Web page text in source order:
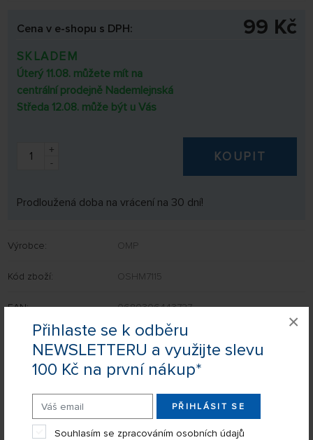
Přihlaste se k odběru
NEWSLETTERU a využijte slevu
100 Kč na první nákup*
PŘIHLÁSIT SE
Souhlasím se zpracováním osobních údajů
×
Cena v e-shopu s DPH: 99 Kč
SKLADEM
Úterý 11.08. můžete mít na
centrální prodejně Nademlejnská
Středa 12.08. může být u Vás
+
-
KOUPIT
Prodloužená doba na vrácení na 30 dní!
Výrobce: OMP
Kód zboží: OSHM7115
EAN: 0680306443727
Nevíte si rady s výběrem? Nejsou Vám některé parametry jasné?
Napište nám Váš dotaz a my Vás s odpovědí kontaktujeme.
POSLAT DOTAZ